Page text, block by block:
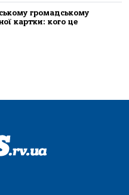
громадському
картки: кого це